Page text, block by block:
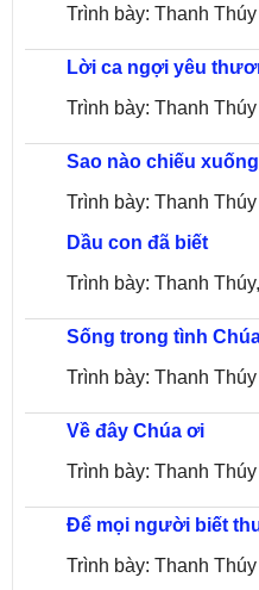
Trình bày: Thanh Thúy
Lời ca ngợi yêu
Trình bày: Thanh Thúy
Sao nào chiếu
Trình bày: Thanh Thúy
Dầu con đã biết
Trình bày: Thanh
Sống trong tình
Trình bày: Thanh Thúy
Về đây Chúa ơi
Trình bày: Thanh Thúy
Để mọi người biết
Trình bày: Thanh Thúy